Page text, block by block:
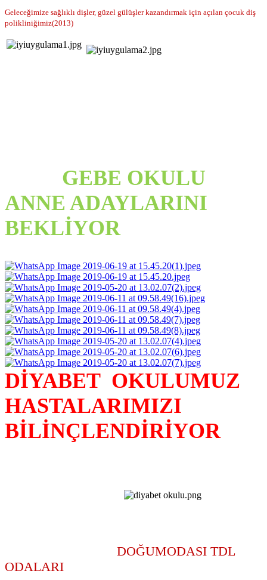
Geleceğimize sağlıklı dişler, güzel gülüşler kazandırmak için açılan çocuk diş
polikliniğimiz(2013)
GEBE OKULU
ANNE ADAYLARINI
BEKLİYOR
DİYABET OKULUMUZ
HASTALARIMIZI
BİLİNÇLENDİRİYOR
DOĞUMODASI TDL
ODALARI